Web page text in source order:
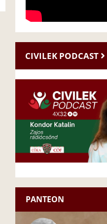
CIVILEK PODCAST
PANTEON